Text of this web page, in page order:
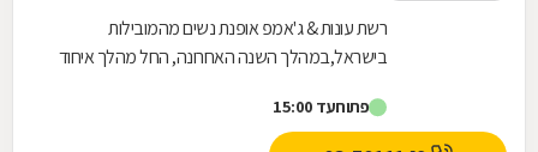
רשת עונות & ג'אמפ אופנת נשים מהמובילות
בישראל,במהלך השנה האחרונה, החל מהלך איחוד
בידול וזהות של...
פתוחעד 15:00